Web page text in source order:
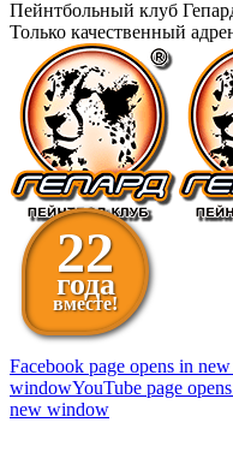
Пейнтбольный клуб
Только качественный
22
года
вместе!
Facebook page opens in
windowYouTube page
new window